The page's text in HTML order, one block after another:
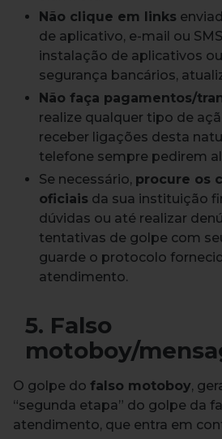
Não clique em links
de aplicativo, e-mail ou
instalação de aplicativos
segurança bancários,
Não faça pagamentos/
realize qualquer tipo de
receber ligações desta
telefone sempre pedirem
Se necessário, procure os
oficiais da sua instituição
dúvidas ou até realizar
tentativas de golpe com
guarde o protocolo
atendimento.
5. Falso
motoboy/
O golpe do falso motoboy,
“segunda etapa” do golpe da
atendimento, que entra em